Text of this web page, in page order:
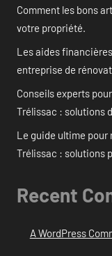
Comment les bons
votre propriété.
Les aides
entreprise de
Conseils experts
Trélissac : solutions
Le guide ultime pour
Trélissac : solutions
Recent
A WordPress